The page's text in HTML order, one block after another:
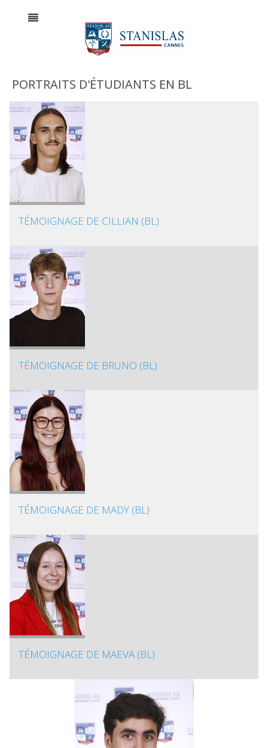
PORTRAITS D'ÉTUDIANTS EN BL
TÉMOIGNAGE DE CILLIAN (BL)
TÉMOIGNAGE DE BRUNO (BL)
TÉMOIGNAGE DE MADY (BL)
TÉMOIGNAGE DE MAEVA (BL)